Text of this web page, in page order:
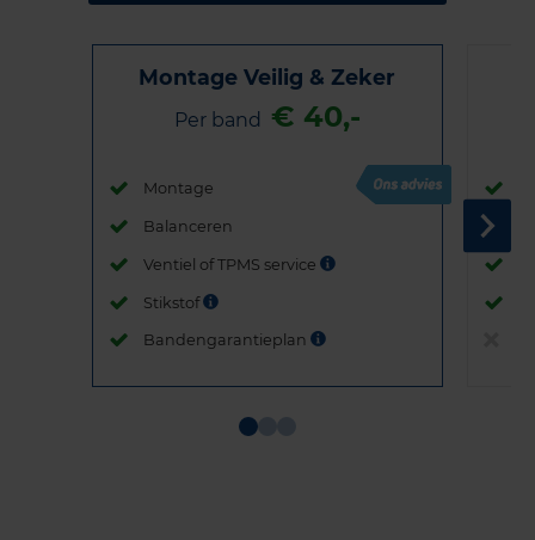
Montage Veilig & Zeker
Per band € 40,-
Montage
Balanceren
Ventiel of TPMS service
Stikstof
Bandengarantieplan